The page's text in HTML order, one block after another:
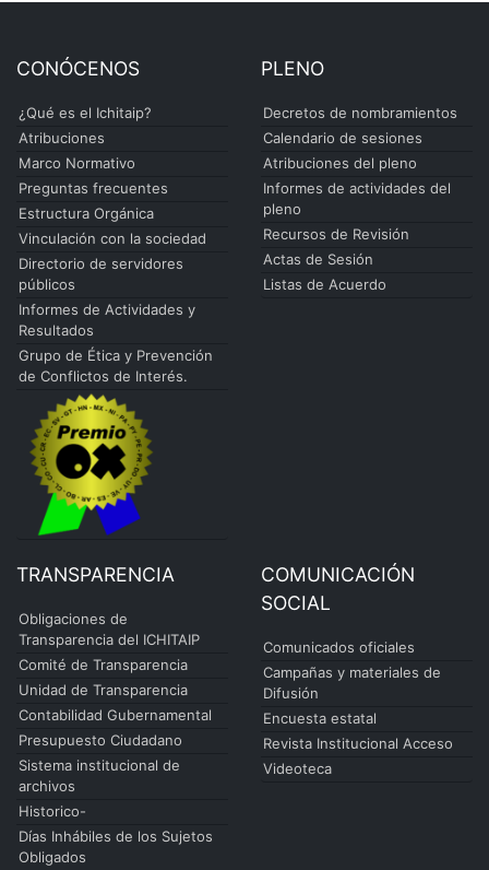
CONÓCENOS
¿Qué es el Ichitaip?
Atribuciones
Marco Normativo
Preguntas frecuentes
Estructura Orgánica
Vinculación con la sociedad
Directorio de servidores
públicos
Informes de Actividades y
Resultados
Grupo de Ética y Prevención
de Conflictos de Interés.
PLENO
Decretos de nombramientos
Calendario de sesiones
Atribuciones del pleno
Informes de actividades del
pleno
Recursos de Revisión
Actas de Sesión
Listas de Acuerdo
TRANSPARENCIA
Obligaciones de
Transparencia del ICHITAIP
Comité de Transparencia
Unidad de Transparencia
Contabilidad Gubernamental
Presupuesto Ciudadano
Sistema institucional de
archivos
Historico-
Días Inhábiles de los Sujetos
Obligados
COMUNICACIÓN
SOCIAL
Comunicados oficiales
Campañas y materiales de
Difusión
Encuesta estatal
Revista Institucional Acceso
Videoteca